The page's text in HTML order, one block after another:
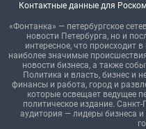
Контактные данные для
«Фонтанка» — петербургское
новости Петербурга, но и
интересное, что происходит
наиболее значимые
новости бизнеса, а также
Политика и власть, бизнес и
финансы и работа, город и
которые освещает ведущее
политическое издание.
аудитория — лидеры бизнеса и